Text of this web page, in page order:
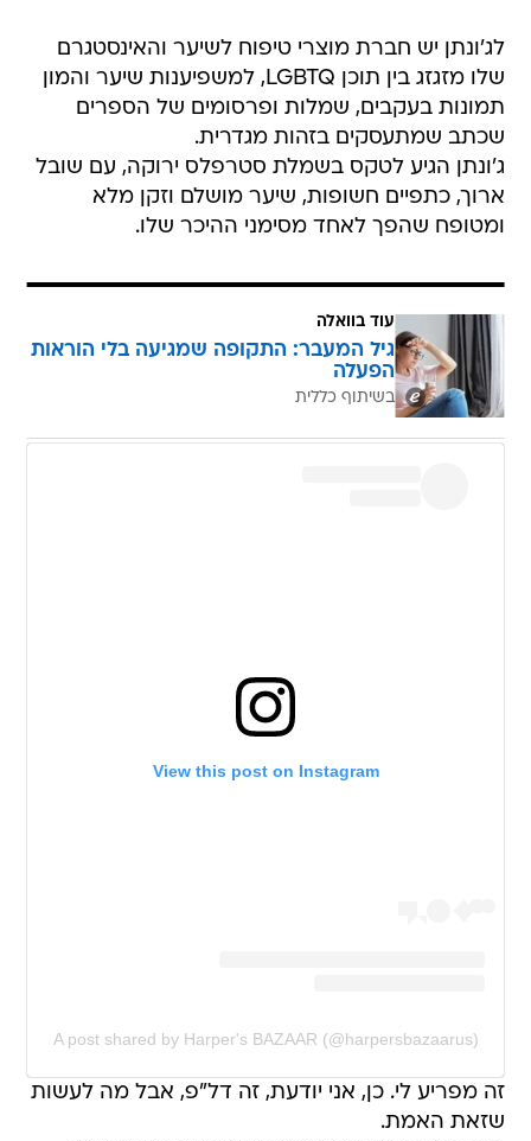
לג'ונתן יש חברת מוצרי טיפוח לשיער והאינסטגרם
שלו מזגזג בין תוכן LGBTQ, למשפיענות שיער והמון
תמונות בעקבים, שמלות ופרסומים של הספרים
שכתב שמתעסקים בזהות מגדרית.
ג'ונתן הגיע לטקס בשמלת סטרפלס ירוקה, עם שובל
ארוך, כתפיים חשופות, שיער מושלם וזקן מלא
ומטופח שהפך לאחד מסימני ההיכר שלו.
עוד בוואלה
גיל המעבר: התקופה שמגיעה בלי הוראות
הפעלה
בשיתוף כללית
View this post on Instagram
A post shared by Harper's BAZAAR (@harpersbazaarus)
זה מפריע לי. כן, אני יודעת, זה דל"פ, אבל מה לעשות
שזאת האמת.